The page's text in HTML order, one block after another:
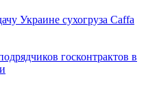
Украине сухогруза Caffa
госконтрактов в